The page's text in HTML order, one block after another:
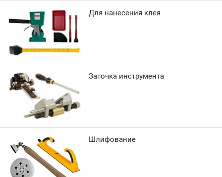
Для нанесения клея
Заточка инструмента
Шлифование